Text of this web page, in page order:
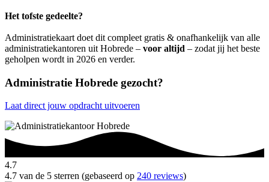
Het tofste gedeelte?
Administratiekaart doet dit compleet gratis & onafhankelijk van alle
administratiekantoren uit Hobrede – voor altijd – zodat jij het beste
geholpen wordt in 2026 en verder.
Administratie Hobrede gezocht?
Laat direct jouw opdracht uitvoeren
4.7
4.7 van de 5 sterren (gebaseerd op 240 reviews)